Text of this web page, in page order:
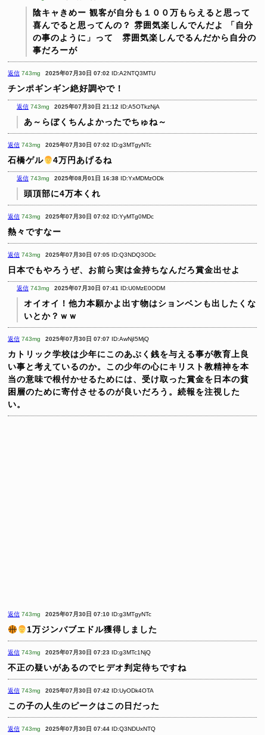
陰キャきめー 観客が自分も１００万もらえると思って
喜んでると思ってんの？ 雰囲気楽しんでんだよ
「自分
の事のように」って 雰囲気楽しんでるんだから自分の
事だろーが
返信 743mg 2025年07月30日 07:02 ID:A2NTQ3MTU
チンポギンギン絶好調やで！
返信 743mg 2025年07月30日 21:12 ID:A5OTkzNjA
あ～らぼくちんよかったでちゅね～
返信 743mg 2025年07月30日 07:02 ID:g3MTgyNTc
石橋ゲル 4万円あげるね
返信 743mg 2025年08月01日 16:38 ID:YxMDMzODk
頭頂部に4万本くれ
返信 743mg 2025年07月30日 07:02 ID:YyMTg0MDc
熱々ですなー
返信 743mg 2025年07月30日 07:05 ID:Q3NDQ3ODc
日本でもやろうぜ、お前ら実は金持ちなんだろ賞金出せよ
返信 743mg 2025年07月30日 07:41 ID:U0MzE0ODM
オイオイ！他力本願かよ出す物はションベンも出したくな
いとか？ｗｗ
返信 743mg 2025年07月30日 07:07 ID:AwNjI5MjQ
カトリック学校は少年にこのあぶく銭を与える事が教育上良
い事と考えているのか。この少年の心にキリスト教精神を本
当の意味で根付かせるためには、受け取った賞金を日本の貧
困層のために寄付させるのが良いだろう。続報を注視した
い。
返信 743mg 2025年07月30日 07:10 ID:g3MTgyNTc
1万ジンバブエドル獲得しました
返信 743mg 2025年07月30日 07:23 ID:g3MTc1NjQ
不正の疑いがあるのでヒデオ判定待ちですね
返信 743mg 2025年07月30日 07:42 ID:UyODk4OTA
この子の人生のピークはこの日だった
返信 743mg 2025年07月30日 07:44 ID:Q3NDUxNTQ